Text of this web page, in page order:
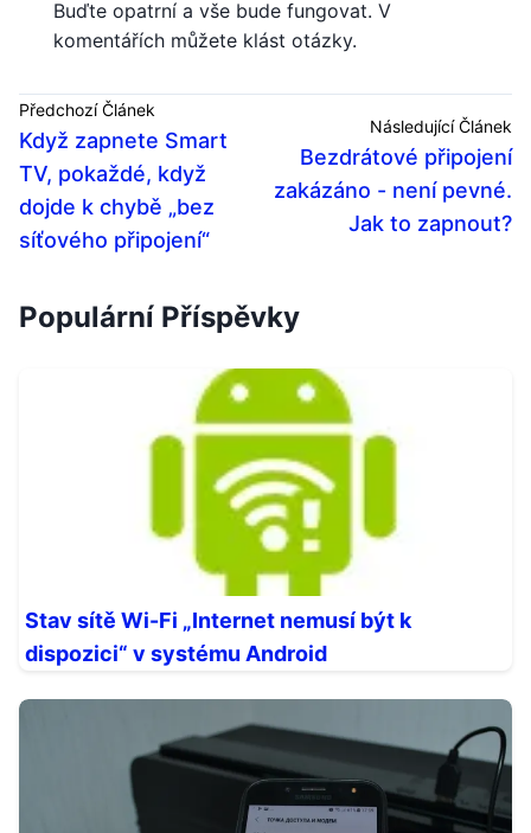
Buďte opatrní a vše bude fungovat. V
komentářích můžete klást otázky.
Předchozí Článek
Když zapnete Smart
TV, pokaždé, když
dojde k chybě „bez
síťového připojení“
Následující Článek
Bezdrátové připojení
zakázáno - není pevné.
Jak to zapnout?
Populární Příspěvky
Stav sítě Wi-Fi „Internet nemusí být k
dispozici“ v systému Android